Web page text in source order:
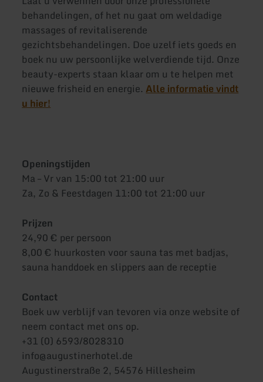
behandelingen, of het nu gaat om weldadige
massages of revitaliserende
gezichtsbehandelingen. Doe uzelf iets goeds en
boek nu uw persoonlijke welverdiende tijd. Onze
beauty-experts staan klaar om u te helpen met
nieuwe frisheid en energie. Alle informatie vindt
u hier!
Openingstijden
Ma – Vr van 15:00 tot 21:00 uur
Za, Zo & Feestdagen 11:00 tot 21:00 uur
Prijzen
24,90 € per persoon
8,00 € huurkosten voor sauna tas met badjas,
sauna handdoek en slippers aan de receptie
Contact
Boek uw verblijf van tevoren via onze website of
neem contact met ons op.
+31 (0) 6593/8028310
info@augustinerhotel.de
Augustinerstraße 2, 54576 Hillesheim